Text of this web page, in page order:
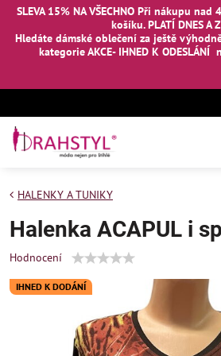
SLEVA 15% NA VŠECHNO Při nákupu
košíku. PLATÍ DNES A
Hledáte dámské oblečení za ještě
kategorie AKCE- IHNED K ODESLÁNÍ
IHNED K DODÁNÍ
HALENKY A TUNIKY
Halenka ACAPUL i
Hodnocení